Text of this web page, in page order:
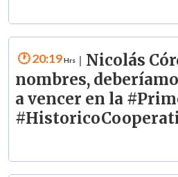
20:19
Nicolás
nombres,
a vencer en la